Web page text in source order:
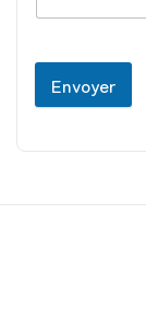
Envoyer